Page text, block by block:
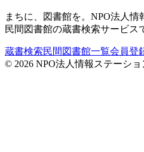
まちに、図書館を。NPO法人
民間図書館の蔵書検索サービス
蔵書検索民間図書館一覧会員登
© 2026 NPO法人情報ステーショ